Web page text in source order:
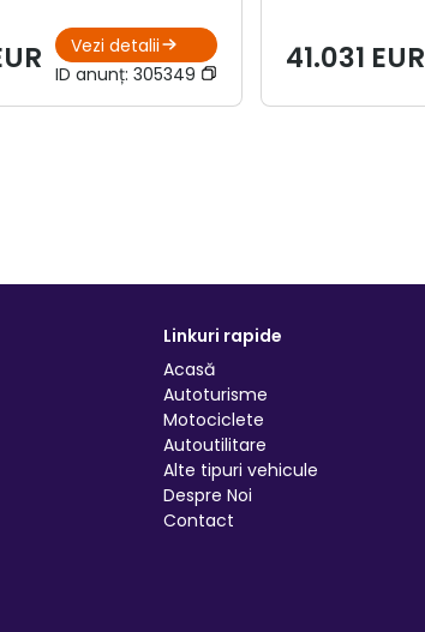
Vezi detalii
ID anunț:305349 41.031 EUR
Linkuri rapide
Acasă
Autoturisme
Motociclete
Autoutilitare
Alte tipuri vehicule
Despre Noi
Contact